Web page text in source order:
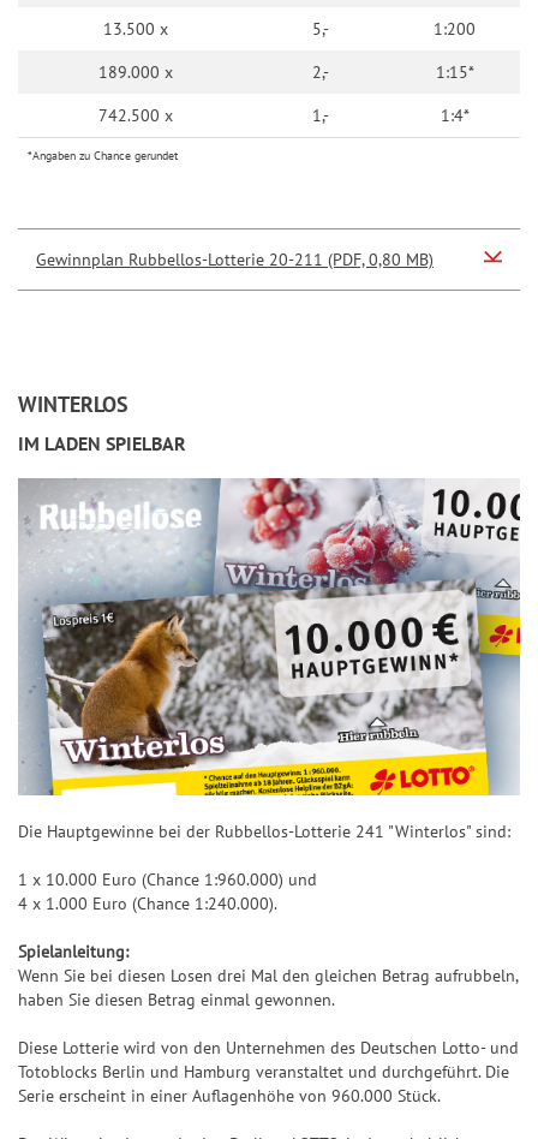
13.500 x
5,-
1:200
189.000 x
2,-
1:15*
742.500 x
1,- 1:4*
*Angaben zu Chance gerundet
Gewinnplan Rubbellos-Lotterie 20-211 (PDF, 0,80 MB)
WINTERLOS
IM LADEN SPIELBAR
Die Hauptgewinne bei der Rubbellos-Lotterie 241 "Winterlos" sind:
1 x 10.000 Euro (Chance 1:960.000) und
4 x 1.000 Euro (Chance 1:240.000).
Spielanleitung:
Wenn Sie bei diesen Losen drei Mal den gleichen Betrag aufrubbeln,
haben Sie diesen Betrag einmal gewonnen.
Diese Lotterie wird von den Unternehmen des Deutschen Lotto- und
Totoblocks Berlin und Hamburg veranstaltet und durchgeführt. Die
Serie erscheint in einer Auflagenhöhe von 960.000 Stück.